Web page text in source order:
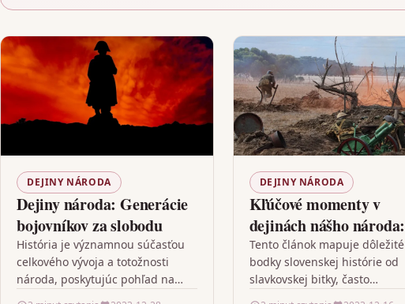
DEJINY NÁRODA
Dejiny národa: Generácie
bojovníkov za slobodu
História je významnou súčasťou
celkového vývoja a totožnosti
národa, poskytujúc pohľad na
DEJINY NÁRODA
Kľúčové momenty v
dejinách nášho národa:
Od Slavkov po dnešok
Tento článok mapuje dôležité
bodky slovenskej histórie od
slavkovskej bitky, často